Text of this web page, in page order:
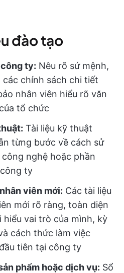
đào tạo
ty: Nêu rõ sứ mệnh,
chính sách chi tiết
nhân viên hiểu rõ văn
tổ chức
Tài liệu kỹ thuật
từng bước về cách sử
nghệ hoặc phần
ty
viên mới: Các tài liệu
mới rõ ràng, toàn diện
hiểu vai trò của mình, kỳ
cách thức làm việc
tiên tại công ty
phẩm hoặc dịch vụ: Sổ